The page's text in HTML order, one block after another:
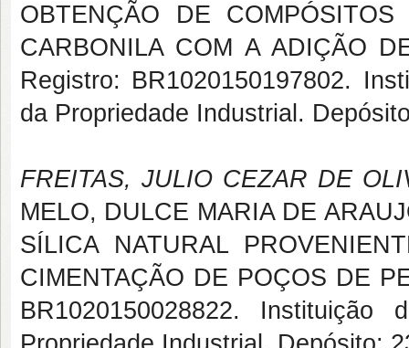
OBTENÇÃO DE
CARBONILA COM A ADIÇÃO
Registro: BR1020150197802.
da Propriedade Industrial.
FREITAS, JULIO CEZAR DE
MELO, DULCE MARIA DE
SÍLICA NATURAL
CIMENTAÇÃO DE POÇOS DE
BR1020150028822.